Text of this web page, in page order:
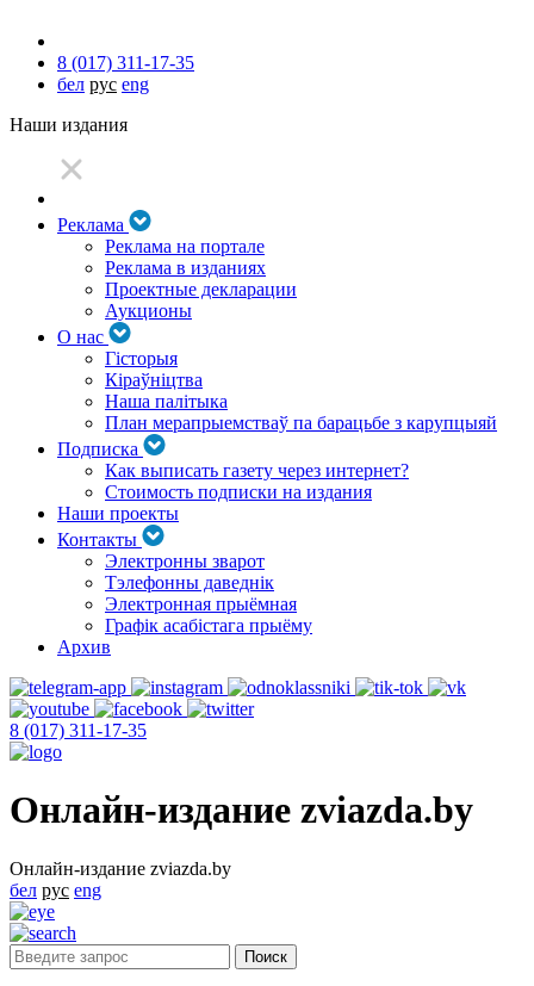
8 (017) 311-17-35
бел рус eng
Наши издания
Реклама
Реклама на портале
Реклама в изданиях
Проектные декларации
Аукционы
О нас
Гісторыя
Кіраўніцтва
Наша палітыка
План мерапрыемстваў па барацьбе з карупцыяй
Подписка
Как выписать газету через интернет?
Стоимость подписки на издания
Наши проекты
Контакты
Электронны зварот
Тэлефонны даведнік
Электронная прыёмная
Графік асабістага прыёму
Архив
8 (017) 311-17-35
Онлайн-издание zviazda.by
Онлайн-издание zviazda.by
бел рус eng